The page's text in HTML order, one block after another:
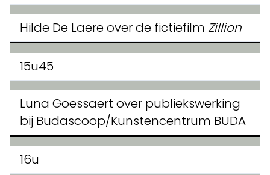
Hilde De Laere over de fictiefilm Zillion
15u45
Luna Goessaert over publiekswerking
bij Budascoop/Kunstencentrum BUDA
16u